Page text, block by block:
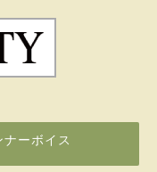
ーボイス